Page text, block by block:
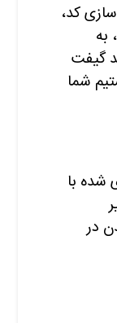
کد،
به
گیفت
شما
شده با
در